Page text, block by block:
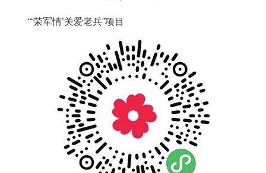
“‘荣军情’关爱老兵”项目